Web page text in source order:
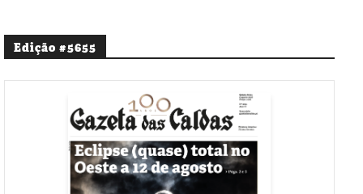
Edição #5655